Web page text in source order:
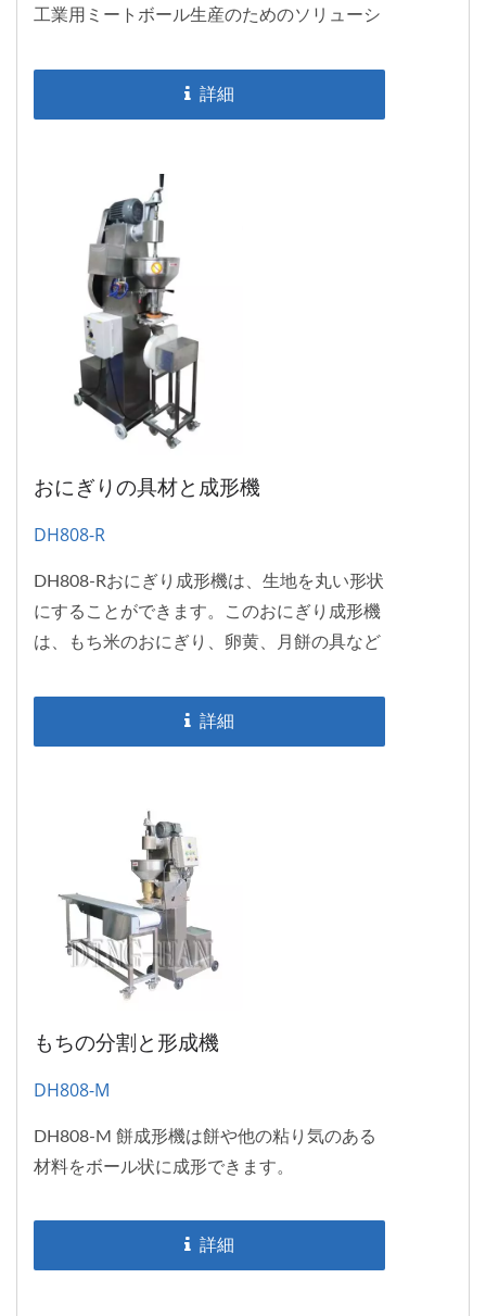
工業用ミートボール生産のためのソリューシ
詳細
おにぎりの具材と成形機
DH808-R
DH808-Rおにぎり成形機は、生地を丸い形状
にすることができます。このおにぎり成形機
は、もち米のおにぎり、卵黄、月餅の具など
タマイズ可能で、ボールのサイズ、直径、重
さを調整することができます。
詳細
もちの分割と形成機
DH808-M
DH808-M 餅成形機は餅や他の粘り気のある
材料をボール状に成形できます。
詳細